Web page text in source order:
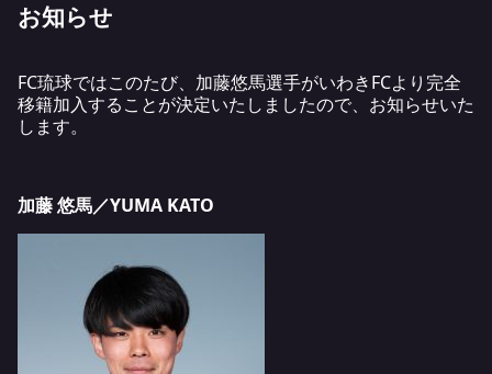
お知らせ
FC琉球ではこのたび、加藤悠馬選手がいわきFCより完全
移籍加入することが決定いたしましたので、お知らせいた
します。
加藤 悠馬／YUMA KATO